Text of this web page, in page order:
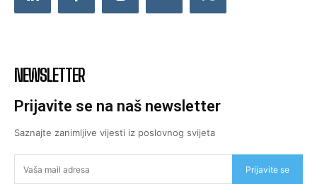
NEWSLETTER
Prijavite se na naš newsletter
Saznajte zanimljive vijesti iz poslovnog svijeta
Prijavite se